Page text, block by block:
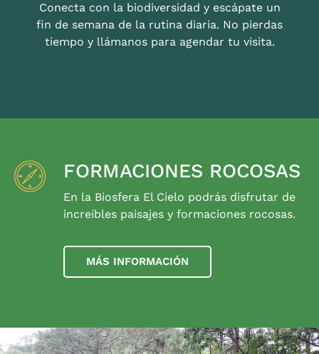
Conecta con la biodiversidad y escápate un
fin de semana de la rutina diaria. No pierdas
tiempo y llámanos para agendar tu visita.
FORMACIONES ROCOSAS
En la Biosfera El Cielo podrás disfrutar de
increíbles paisajes y formaciones rocosas.
MÁS INFORMACIÓN